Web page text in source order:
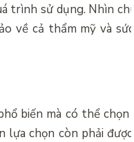
trình sử dụng. Nhìn
về cả thẩm mỹ và
biến mà có thể chọn
lựa chọn còn phải